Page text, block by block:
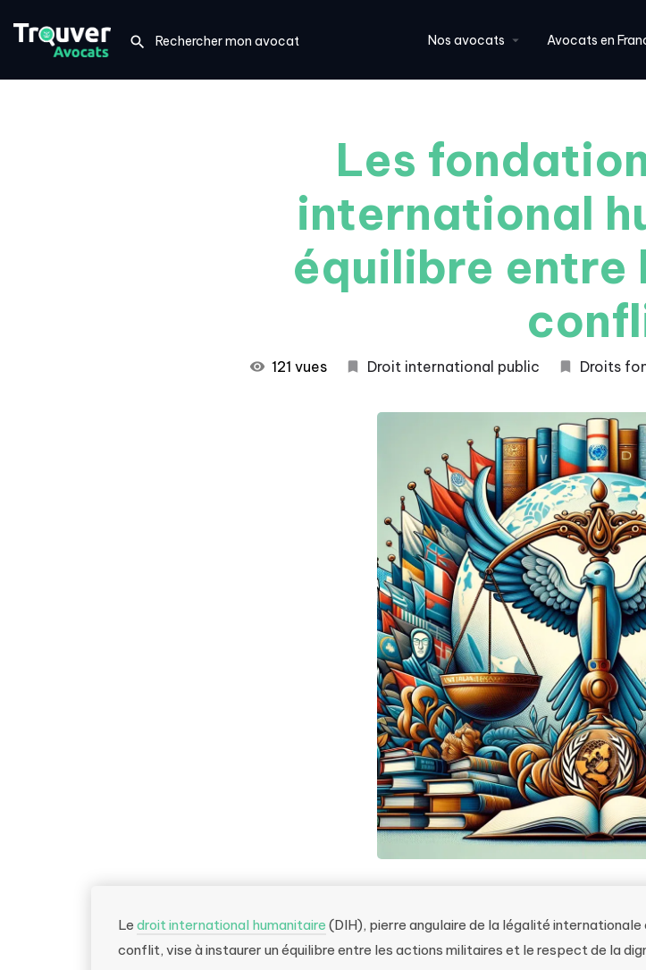
Nos avocats Avocats en
Les
international
équilibre entre
121 vues Droit international public Droits
Le droit international humanitaire (DIH), pierre angulaire de la légalité internationale
conflit, vise à instaurer un équilibre entre les actions militaires et le respect de la